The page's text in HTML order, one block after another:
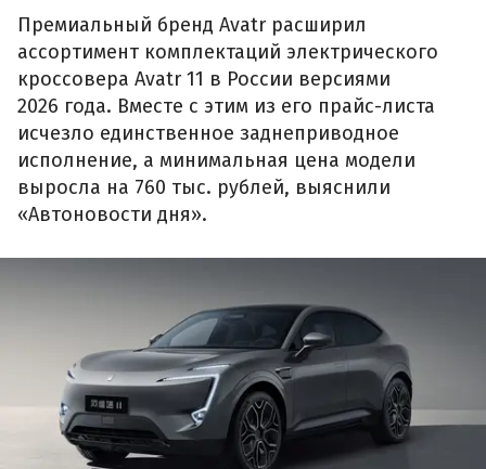
Премиальный бренд Avatr расширил
ассортимент комплектаций электрического
кроссовера Avatr 11 в России версиями
2026 года. Вместе с этим из его прайс-листа
исчезло единственное заднеприводное
исполнение, а минимальная цена модели
выросла на 760 тыс. рублей, выяснили
«Автоновости дня».